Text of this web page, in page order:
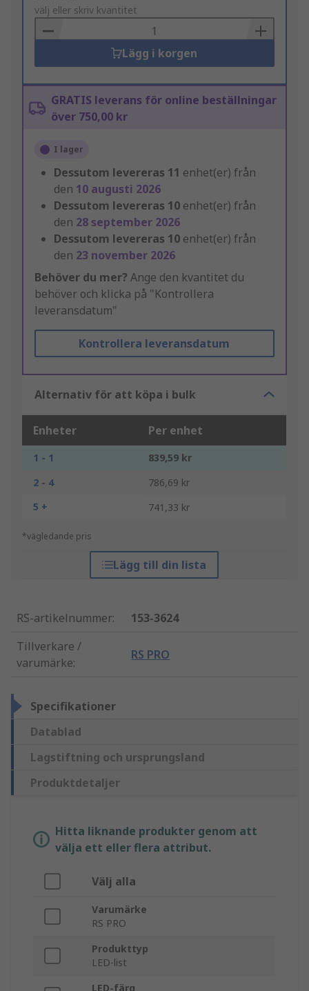
to
Basket
välj eller skriv kvantitet
Lägg i korgen
GRATIS leverans för online beställningar
över 750,00 kr
I lager
Dessutom levereras 11 enhet(er) från
den 10 augusti 2026
Dessutom levereras 10 enhet(er) från
den 28 september 2026
Dessutom levereras 10 enhet(er) från
den 23 november 2026
Behöver du mer? Ange den kvantitet du
behöver och klicka på "Kontrollera
leveransdatum"
Kontrollera leveransdatum
Alternativ för att köpa i bulk
Enheter Per enhet
1 - 1
839,59 kr
2 - 4
786,69 kr
5 +
741,33 kr
*vägledande pris
Lägg till din lista
RS-artikelnummer:
153-3624
Tillverkare /
varumärke:
RS PRO
Specifikationer
Datablad
Lagstiftning och ursprungsland
Produktdetaljer
Hitta liknande produkter genom att
välja ett eller flera attribut.
Välj alla
Varumärke
RS PRO
Produkttyp
LED-list
LED-färg